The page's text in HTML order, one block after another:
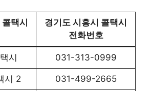
택시
경기도 시흥시 콜택시
전화번호
시 031-313-0999
시 2 031-499-2665